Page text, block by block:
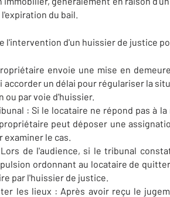
du bail.
l'intervention d'un huissier de justice
envoie une mise en
un délai pour régulariser la
ou par voie d'huissier.
: Si le locataire ne répond pas à
peut déposer une
examiner le cas.
de l'audience, si le tribunal
ordonnant au locataire de
par l'huissier de justice.
les lieux : Après avoir reçu le